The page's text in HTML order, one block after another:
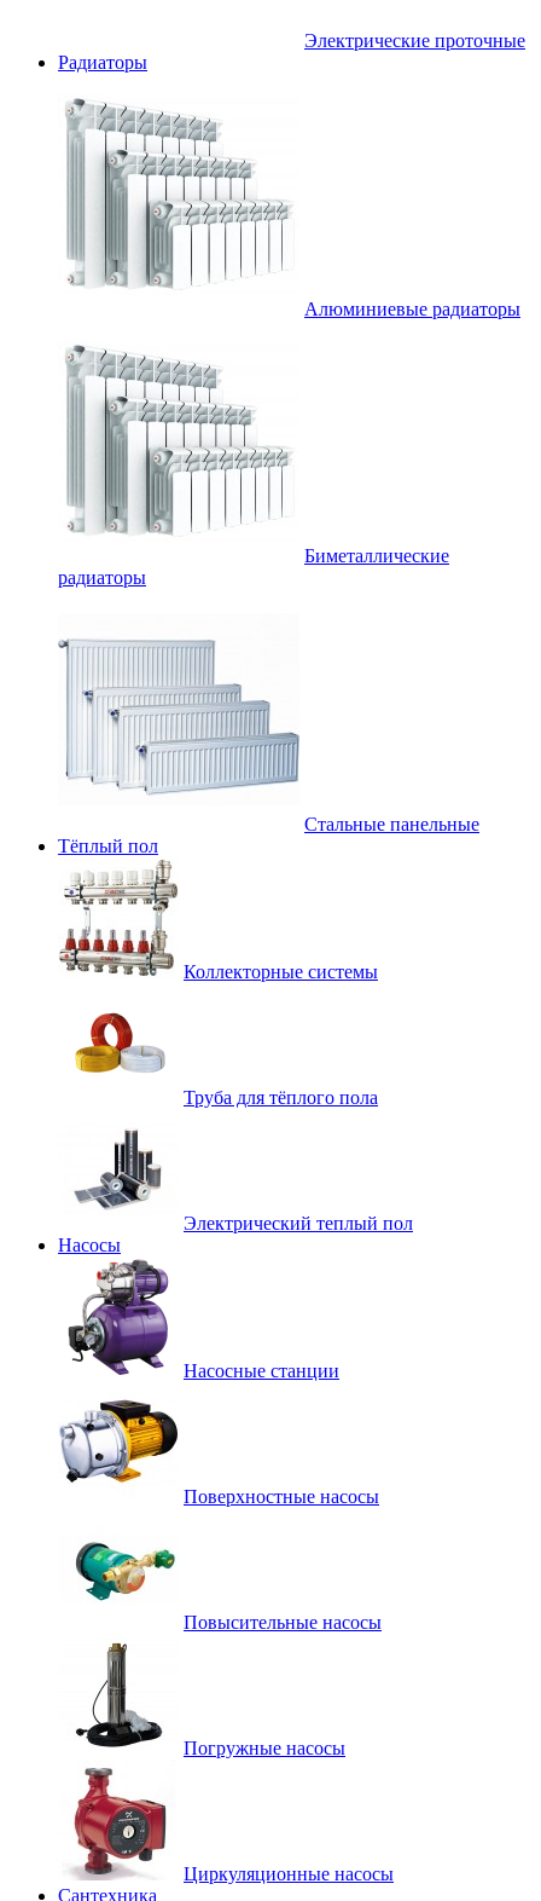
Электрические проточные
Радиаторы
Алюминиевые радиаторы
Биметаллические
радиаторы
Стальные панельные
Тёплый пол
Коллекторные системы
Труба для тёплого пола
Электрический теплый пол
Насосы
Насосные станции
Поверхностные насосы
Повысительные насосы
Погружные насосы
Циркуляционные насосы
Сантехника